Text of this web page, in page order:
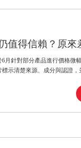
值得信賴？原來
月針對部分產品進行價格微
示清楚來源、成分與認證，